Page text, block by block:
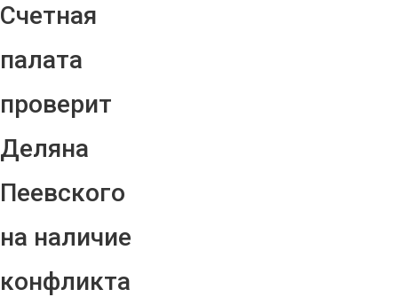
Счетная
палата
проверит
Деляна
Пеевского
на наличие
конфликта